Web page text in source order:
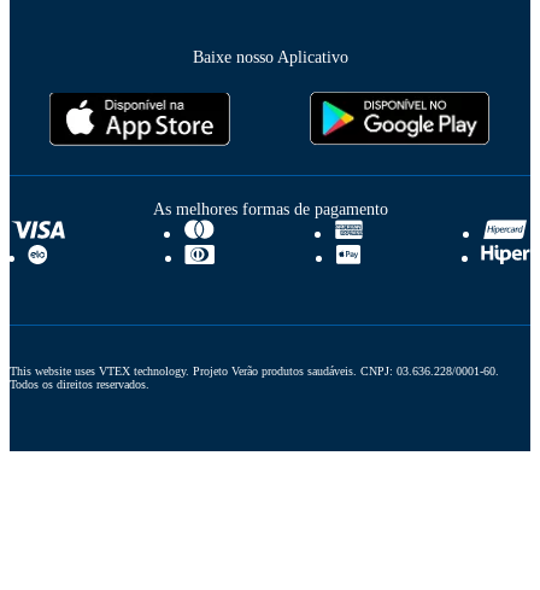
Baixe nosso Aplicativo
As melhores formas de pagamento
This website uses VTEX technology. Projeto Verão produtos saudáveis. CNPJ: 03.636.228/0001-60.
Todos os direitos reservados.